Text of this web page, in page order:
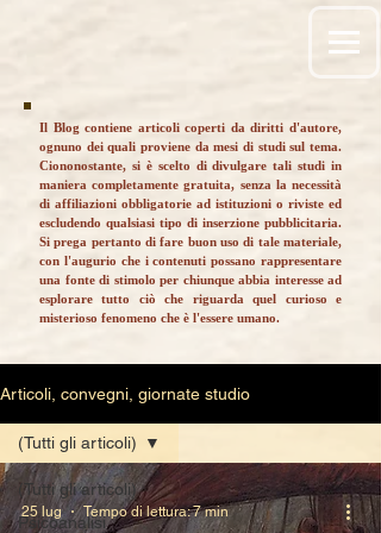
Il Blog contiene articoli coperti da diritti d'autore,
ognuno dei quali proviene da mesi di studi sul tema.
Ciononostante, si è scelto di divulgare tali studi in
maniera completamente gratuita, senza la necessità
di affiliazioni obbligatorie ad istituzioni o riviste ed
escludendo qualsiasi tipo di inserzione pubblicitaria.
Si prega pertanto di fare buon uso di tale materiale,
con l'augurio che i contenuti possano rappresentare
una fonte di stimolo per chiunque abbia interesse ad
esplorare tutto ciò che riguarda quel curioso e
misterioso fenomeno che è l'essere umano.
Articoli, convegni, giornate studio
(Tutti gli articoli)
Psicoanalisi
(Tutti gli articoli)
25 lug Tempo di lettura: 7 min